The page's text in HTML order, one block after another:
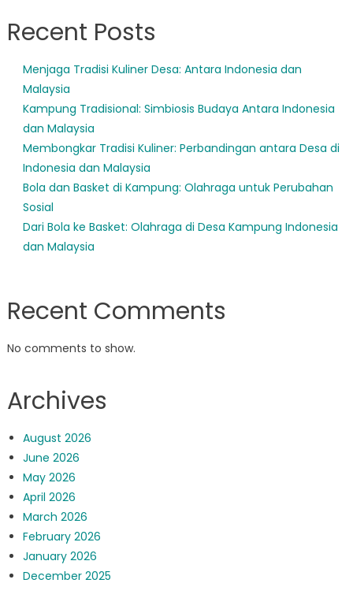
Recent Posts
Menjaga Tradisi Kuliner Desa: Antara Indonesia dan
Malaysia
Kampung Tradisional: Simbiosis Budaya Antara Indonesia
dan Malaysia
Membongkar Tradisi Kuliner: Perbandingan antara Desa di
Indonesia dan Malaysia
Bola dan Basket di Kampung: Olahraga untuk Perubahan
Sosial
Dari Bola ke Basket: Olahraga di Desa Kampung Indonesia
dan Malaysia
Recent Comments
No comments to show.
Archives
August 2026
June 2026
May 2026
April 2026
March 2026
February 2026
January 2026
December 2025